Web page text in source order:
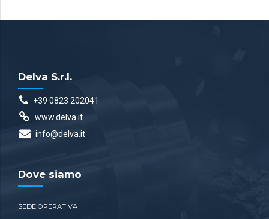
Delva S.r.l.
+39 0823 202041
www.delva.it
info@delva.it
Dove siamo
SEDE OPERATIVA